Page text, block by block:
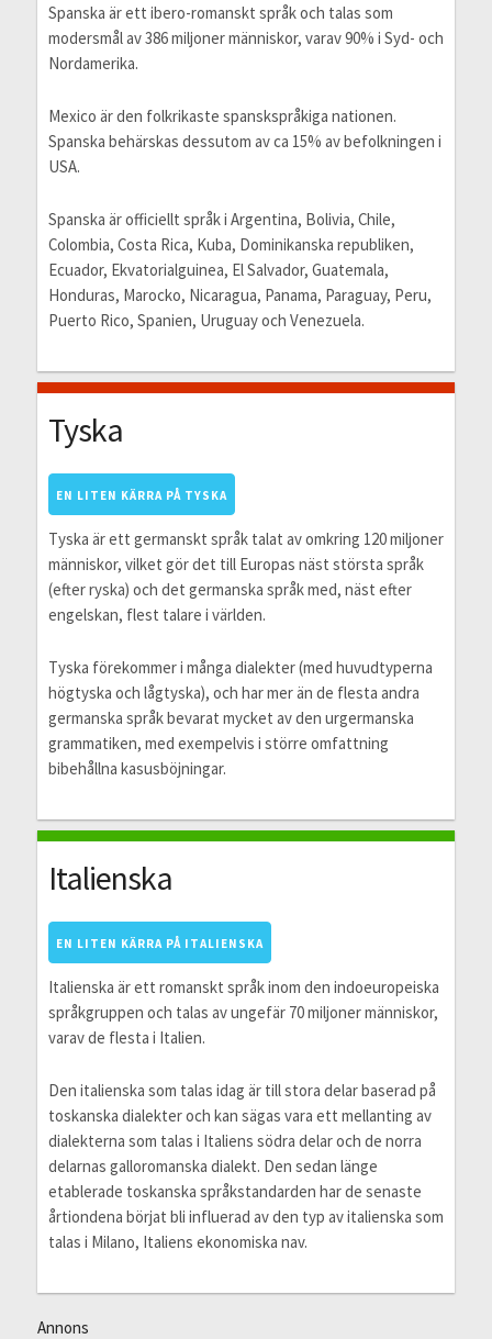
Spanska är ett ibero-romanskt språk och talas som
modersmål av 386 miljoner människor, varav 90% i Syd- och
Nordamerika.
Mexico är den folkrikaste spanskspråkiga nationen.
Spanska behärskas dessutom av ca 15% av befolkningen i
USA.
Spanska är officiellt språk i Argentina, Bolivia, Chile,
Colombia, Costa Rica, Kuba, Dominikanska republiken,
Ecuador, Ekvatorialguinea, El Salvador, Guatemala,
Honduras, Marocko, Nicaragua, Panama, Paraguay, Peru,
Puerto Rico, Spanien, Uruguay och Venezuela.
Tyska
EN LITEN KÄRRA PÅ TYSKA
Tyska är ett germanskt språk talat av omkring 120 miljoner
människor, vilket gör det till Europas näst största språk
(efter ryska) och det germanska språk med, näst efter
engelskan, flest talare i världen.
Tyska förekommer i många dialekter (med huvudtyperna
högtyska och lågtyska), och har mer än de flesta andra
germanska språk bevarat mycket av den urgermanska
grammatiken, med exempelvis i större omfattning
bibehållna kasusböjningar.
Italienska
EN LITEN KÄRRA PÅ ITALIENSKA
Italienska är ett romanskt språk inom den indoeuropeiska
språkgruppen och talas av ungefär 70 miljoner människor,
varav de flesta i Italien.
Den italienska som talas idag är till stora delar baserad på
toskanska dialekter och kan sägas vara ett mellanting av
dialekterna som talas i Italiens södra delar och de norra
delarnas galloromanska dialekt. Den sedan länge
etablerade toskanska språkstandarden har de senaste
årtiondena börjat bli influerad av den typ av italienska som
talas i Milano, Italiens ekonomiska nav.
Annons